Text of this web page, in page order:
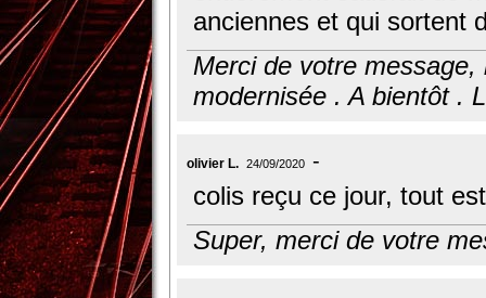
anciennes et qui sortent
Merci de votre
modernisée . A bientôt .
olivier L. 24/09/2020
colis reçu ce jour, tout
Super, merci de votre